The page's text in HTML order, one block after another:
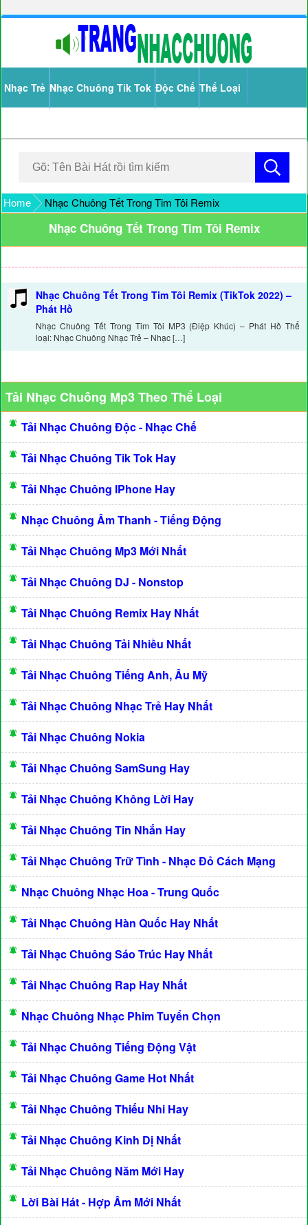
Nhạc Trẻ Nhạc Chuông Tik Tok Độc Chế Thể Loại
Home Nhạc Chuông Tết Trong Tim Tôi Remix
Nhạc Chuông Tết Trong Tim Tôi Remix
Nhạc Chuông Tết Trong Tim Tôi Remix (TikTok 2022) –
Phát Hồ
Nhạc Chuông Tết Trong Tim Tôi MP3 (Điệp Khúc) – Phát Hồ Thể
loại: Nhạc Chuông Nhạc Trẻ – Nhạc […]
Tải Nhạc Chuông Mp3 Theo Thể Loại
Tải Nhạc Chuông Độc - Nhạc Chế
Tải Nhạc Chuông Tik Tok Hay
Tải Nhạc Chuông IPhone Hay
Nhạc Chuông Âm Thanh - Tiếng Động
Tải Nhạc Chuông Mp3 Mới Nhất
Tải Nhạc Chuông DJ - Nonstop
Tải Nhạc Chuông Remix Hay Nhất
Tải Nhạc Chuông Tải Nhiều Nhất
Tải Nhạc Chuông Tiếng Anh, Âu Mỹ
Tải Nhạc Chuông Nhạc Trẻ Hay Nhất
Tải Nhạc Chuông Nokia
Tải Nhạc Chuông SamSung Hay
Tải Nhạc Chuông Không Lời Hay
Tải Nhạc Chuông Tin Nhắn Hay
Tải Nhạc Chuông Trữ Tình - Nhạc Đỏ Cách Mạng
Nhạc Chuông Nhạc Hoa - Trung Quốc
Tải Nhạc Chuông Hàn Quốc Hay Nhất
Tải Nhạc Chuông Sáo Trúc Hay Nhất
Tải Nhạc Chuông Rap Hay Nhất
Nhạc Chuông Nhạc Phim Tuyển Chọn
Tải Nhạc Chuông Tiếng Động Vật
Tải Nhạc Chuông Game Hot Nhất
Tải Nhạc Chuông Thiếu Nhi Hay
Tải Nhạc Chuông Kinh Dị Nhất
Tải Nhạc Chuông Năm Mới Hay
Lời Bài Hát - Hợp Âm Mới Nhất